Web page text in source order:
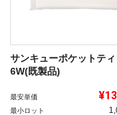
サンキューポケットティ
6W(既製品)
最安単価
最小ロット